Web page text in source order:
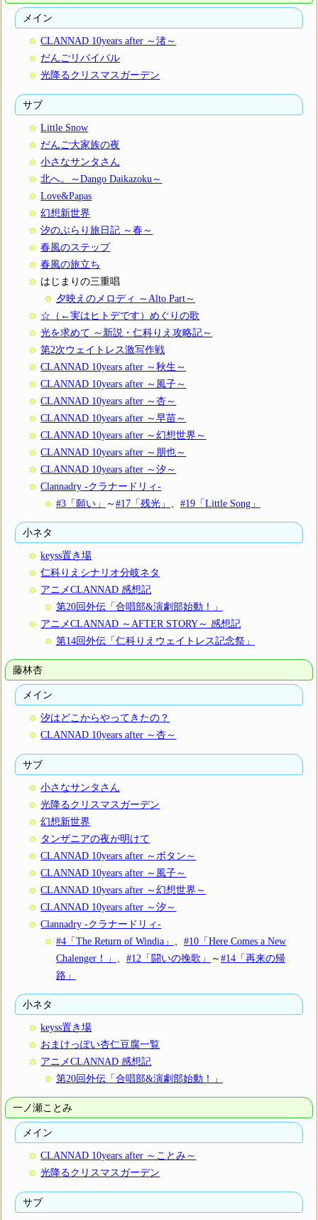
メイン
CLANNAD 10years after ～渚～
だんごリバイバル
光降るクリスマスガーデン
サブ
Little Snow
だんご大家族の夜
小さなサンタさん
北へ。～Dango Daikazoku～
Love&Papas
幻想新世界
汐のぶらり旅日記 ～春～
春風のステップ
春風の旅立ち
はじまりの三重唱
夕映えのメロディ ～Alto Part～
☆（←実はヒトデです）めぐりの歌
光を求めて ～新説・仁科りえ攻略記～
第2次ウェイトレス激写作戦
CLANNAD 10years after ～秋生～
CLANNAD 10years after ～風子～
CLANNAD 10years after ～杏～
CLANNAD 10years after ～早苗～
CLANNAD 10years after ～幻想世界～
CLANNAD 10years after ～朋也～
CLANNAD 10years after ～汐～
Clannadry -クラナードリィ-
#3「願い」
～#17「残光」 #19「Little Song」
小ネタ
keyss置き場
仁科りえシナリオ分岐ネタ
アニメCLANNAD 感想記
第20回外伝「合唱部&演劇部始動！」
アニメCLANNAD ～AFTER STORY～ 感想記
第14回外伝「仁科りえウェイトレス記念祭」
藤林杏
メイン
汐はどこからやってきたの？
CLANNAD 10years after ～杏～
サブ
小さなサンタさん
光降るクリスマスガーデン
幻想新世界
タンザニアの夜が明けて
CLANNAD 10years after ～ボタン～
CLANNAD 10years after ～風子～
CLANNAD 10years after ～幻想世界～
CLANNAD 10years after ～汐～
Clannadry -クラナードリィ-
#4「The Return of Windia」
#10「Here Comes a New
Chalenger！」
#12「闘いの挽歌」 ～#14「再来の帰
路」
小ネタ
keyss置き場
おまけっぽい杏仁豆腐一覧
アニメCLANNAD 感想記
第20回外伝「合唱部&演劇部始動！」
一ノ瀬ことみ
メイン
CLANNAD 10years after ～ことみ～
光降るクリスマスガーデン
サブ